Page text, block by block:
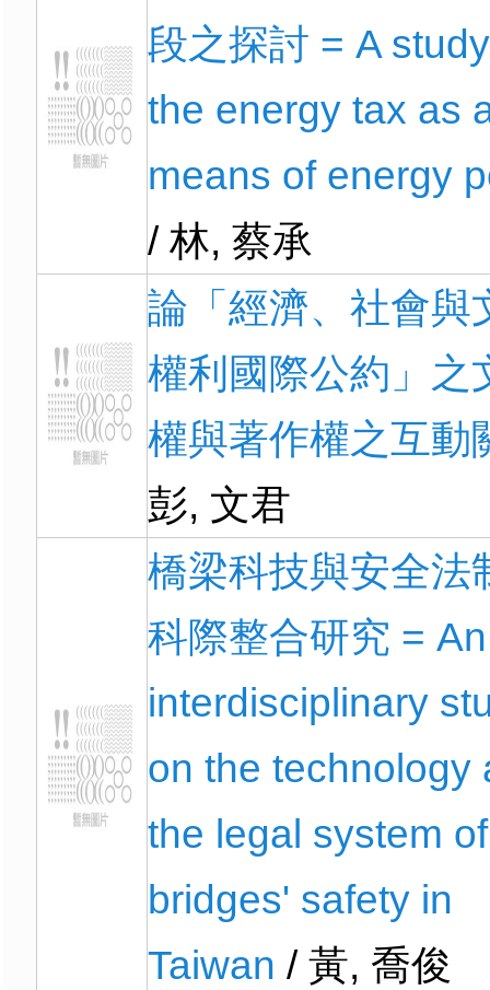
段之探討 = A
the energy tax as
means of energy
/ 林, 蔡承
論「經濟、社會與
權利國際公約」之
權與著作權之互動
彭, 文君
橋梁科技與安全法
科際整合研究 = An
interdisciplinary
on the technology
the legal system of
bridges' safety in
Taiwan / 黃, 喬俊